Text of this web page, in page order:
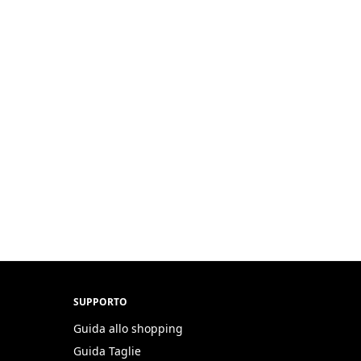
SUPPORTO
Guida allo shopping
Guida Taglie